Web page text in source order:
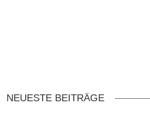
NEUESTE BEITRÄGE